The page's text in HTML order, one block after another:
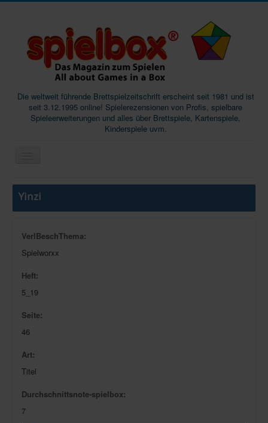
Die weltweit führende Brettspielzeitschrift erscheint seit 1981 und ist
seit 3.12.1995 online! Spielerezensionen von Profis, spielbare
Spieleerweiterungen und alles über Brettspiele, Kartenspiele,
Kinderspiele uvm.
Start
Download spielbox Special 2025
Spieledatenbank
Premium login
Neuheiten-New Games
Yinzi
VerlBeschThema:
Spielworxx
Heft:
5_19
Seite:
46
Art:
Titel
Durchschnittsnote-spielbox:
7